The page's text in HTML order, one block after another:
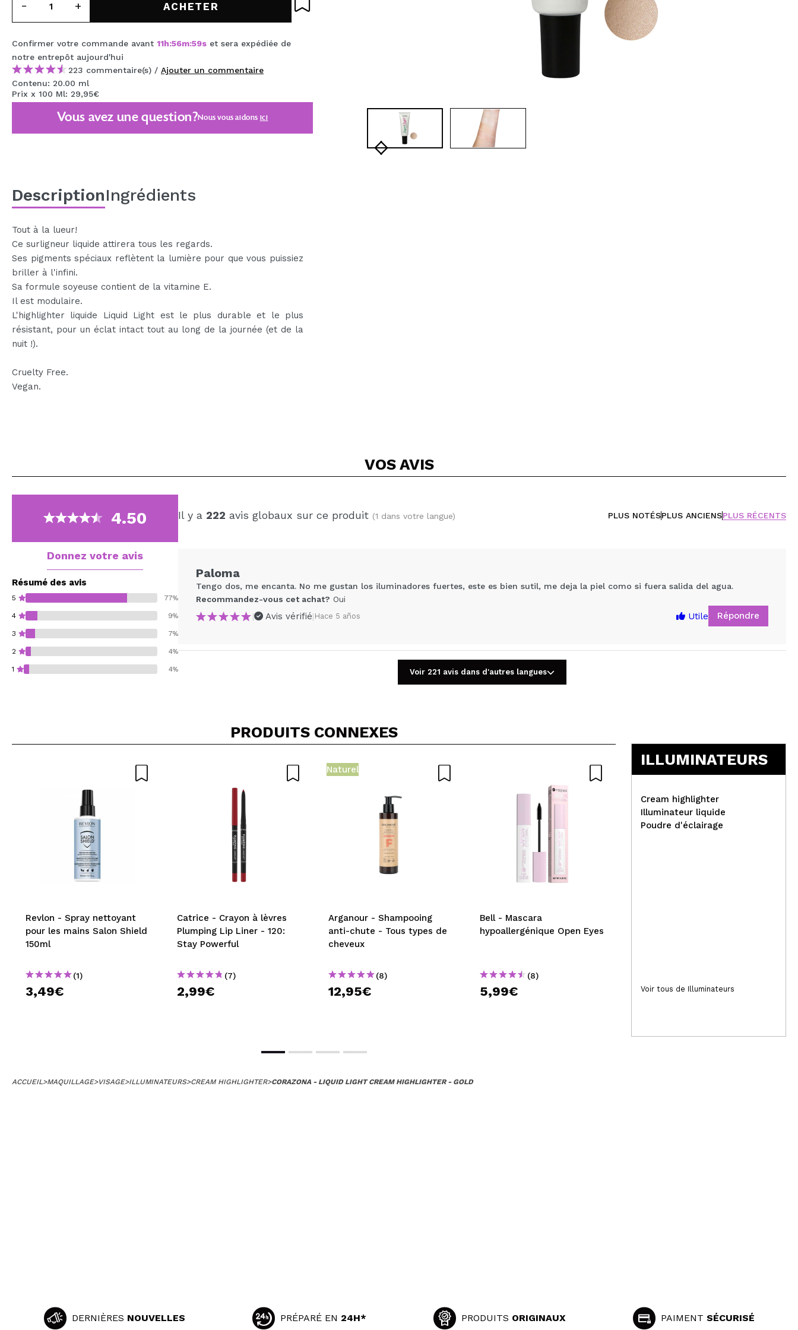
MAQUIFARMA
KOREA ZONE
TRAVEL SIZE
NATURE
OFFRES
BIENTÔT DISPONIBLE
CRÉER UN COMPTE
ACHETER
Confirmer votre commande avant 11h:56m:59s et sera expédiée de
notre entrepôt aujourd'hui
223 commentaire(s) / Ajouter un commentaire
Contenu: 20.00 ml
Prix x 100 Ml: 29,95€
Vous avez une question?Nous vous aidons ici
DescriptionIngrédients
Tout à la lueur!
Ce surligneur liquide attirera tous les regards.
Ses pigments spéciaux reflètent la lumière pour que vous puissiez
briller à l'infini.
Sa formule soyeuse contient de la vitamine E.
Il est modulaire.
L'highlighter liquide Liquid Light est le plus durable et le plus
résistant, pour un éclat intact tout au long de la journée (et de la
nuit !).
Cruelty Free.
Vegan.
VOS AVIS
4.50
Donnez votre avis
Résumé des avis
5 77%
4 9%
3 7%
2 4%
1 4%
Il y a 222 avis globaux sur ce produit (1 dans votre langue) PLUS NOTÉSPLUS ANCIENSPLUS RÉCENTS
Partager une vidéo ou une photo
Recommandez-vous cet achat? Oui Non
ENVOYER
Paloma
Tengo dos, me encanta. No me gustan los iluminadores fuertes, este es bien sutil, me deja la piel como si fuera salida del agua.
Recommandez-vous cet achat? Oui
|
Avis vérifié| Hace 5 años Utile Répondre
Voir 221 avis dans d'autres langues
PRODUITS CONNEXES
Revlon - Spray nettoyant
pour les mains Salon Shield
150ml
(1)
3,49€
Catrice - Crayon à lèvres
Plumping Lip Liner - 120:
Stay Powerful
(7)
2,99€
Naturel
Arganour - Shampooing
anti-chute - Tous types de
cheveux
(8)
12,95€
Bell - Mascara
hypoallergénique Open Eyes
(8)
5,99€ 12,99€
ILLUMINATEURS
Cream highlighter
Illuminateur liquide
Poudre d'éclairage
Voir tous de Illuminateurs
ACCUEIL>MAQUILLAGE>VISAGE>ILLUMINATEURS>CREAM HIGHLIGHTER>CORAZONA - LIQUID LIGHT CREAM HIGHLIGHTER - GOLD
DERNIÈRES NOUVELLES PRÉPARÉ EN 24H* PRODUITS ORIGINAUX PAIMENT SÉCURISÉ